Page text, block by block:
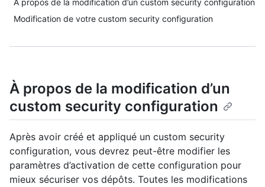
À propos de la modification d’un custom security configuration
Modification de votre custom security configuration
À propos de la modification d’un
custom security configuration
Après avoir créé et appliqué un custom security
configuration, vous devrez peut-être modifier les
paramètres d’activation de cette configuration pour
mieux sécuriser vos dépôts. Toutes les modifications